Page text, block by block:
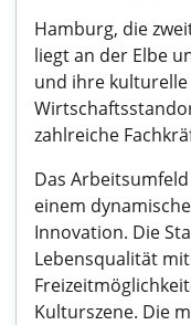
Hamburg, die
liegt an der Elbe
und ihre
zahlreiche
Das
einem
Innovation. Die
Lebensqualität
Kulturszene. Die